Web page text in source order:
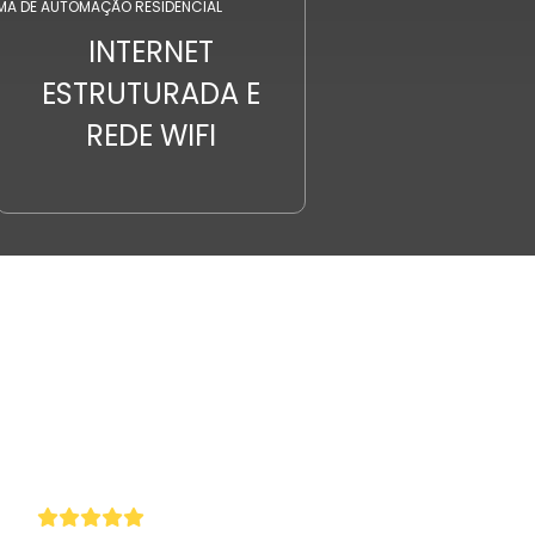
DE AUTOMAÇÃO RESIDENCIAL
INTERNET
ESTRUTURADA E
REDE WIFI